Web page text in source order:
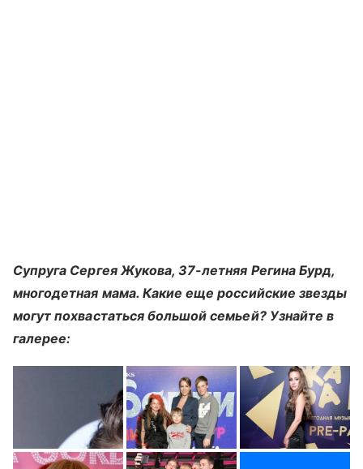
Супруга Сергея Жукова, 37-летняя Регина Бурд,
многодетная мама. Какие еще российские звезды
могут похвастаться большой семьей? Узнайте в
галерее: